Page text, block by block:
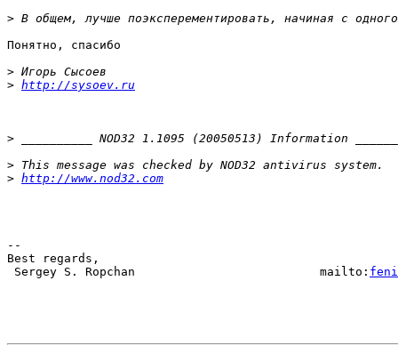
>
Понятно, спасибо
>
> http://sysoev.ru
>
>
> http://www.nod32.com
--
Best regards,
Sergey S. Ropchan                          mailto: